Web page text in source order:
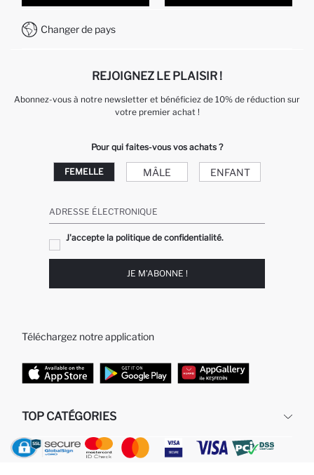
Comment payer sur DeFacto?
Service Client +212 525 076 633
Changer de pays
REJOIGNEZ LE PLAISIR !
Abonnez-vous à notre newsletter et bénéficiez de 10% de réduction sur
votre premier achat !
Pour qui faites-vous vos achats ?
FEMELLE MÂLE ENFANT
ADRESSE ÉLECTRONIQUE
J'accepte la politique de confidentialité.
JE M'ABONNE !
Téléchargez notre application
TOP CATÉGORIES
Femme
Homme
Jeans Larges pour Homme
Garçon